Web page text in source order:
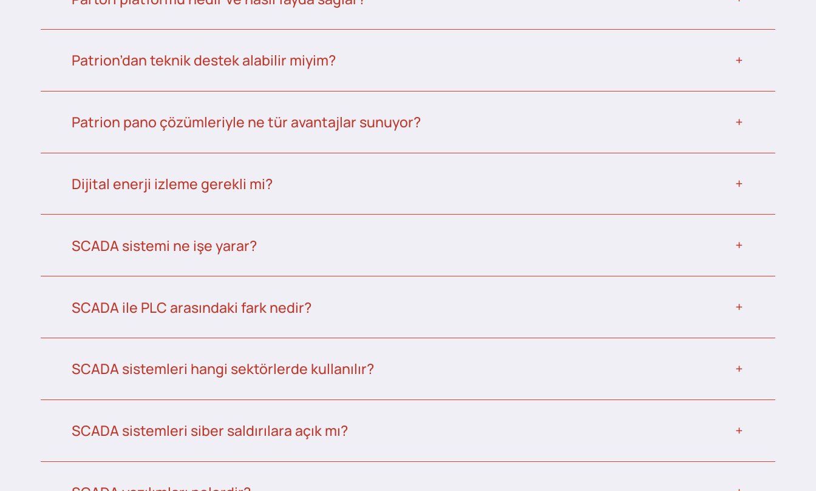
Patrion’dan teknik destek alabilir miyim?
Patrion pano çözümleriyle ne tür avantajlar sunuyor?
Dijital enerji izleme gerekli mi?
SCADA sistemi ne işe yarar?
SCADA ile PLC arasındaki fark nedir?
SCADA sistemleri hangi sektörlerde kullanılır?
SCADA sistemleri siber saldırılara açık mı?